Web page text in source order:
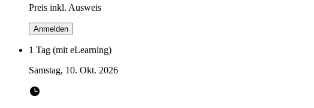
Preis inkl. Ausweis
Anmelden
1 Tag (mit eLearning)
Samstag, 10. Okt. 2026